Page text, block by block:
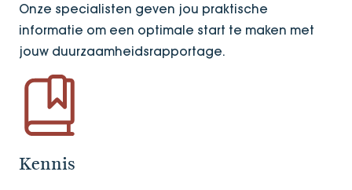
Onze specialisten geven jou praktische
informatie om een optimale start te maken met
jouw duurzaamheidsrapportage.
Kennis